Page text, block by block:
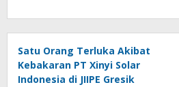
Satu Orang Terluka Akibat
Kebakaran PT Xinyi Solar
Indonesia di JIIPE Gresik